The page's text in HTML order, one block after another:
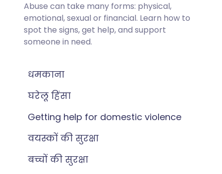
Abuse can take many forms: physical,
emotional, sexual or financial. Learn how to
spot the signs, get help, and support
someone in need.
धमकाना
घरेलू हिंसा
Getting help for domestic violence
वयस्कों की सुरक्षा
बच्चों की सुरक्षा